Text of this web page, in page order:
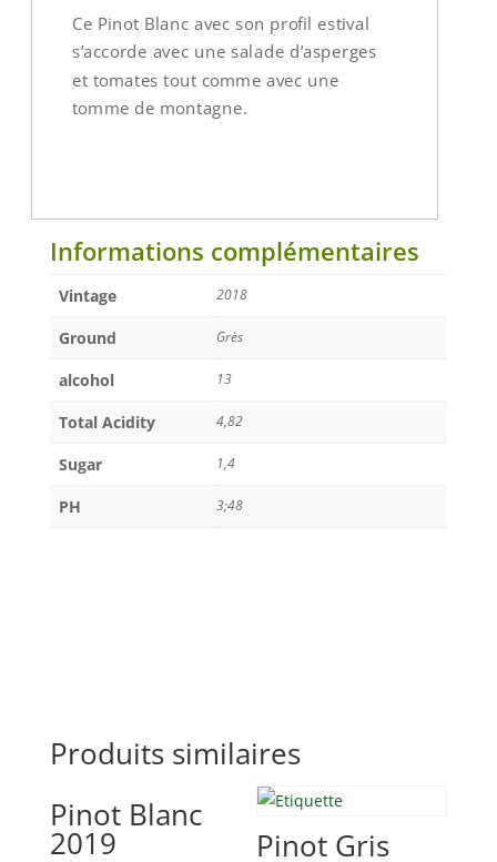
Ce Pinot Blanc avec son profil estival
s’accorde avec une salade d’asperges
et tomates tout comme avec une
tomme de montagne.
Informations complémentaires
Vintage 2018
Ground Grès
alcohol 13
Total Acidity 4,82
Sugar 1,4
PH 3;48
Produits similaires
Pinot Blanc
2019 Pinot Gris